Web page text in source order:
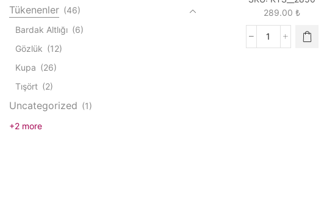
289.00 ₺
Pickle
Tükenenler (46)
Bardak Altlığı (6)
Gözlük (12)
Kupa (26)
Tışört (2)
Uncategorized (1)
+2 more